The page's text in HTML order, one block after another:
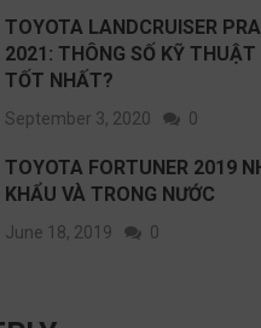
TOYOTA LANDCRUISER
2021: THÔNG SỐ KỸ THUẬT
TỐT NHẤT?
September 3, 2020 0
TOYOTA FORTUNER 2019
KHẨU VÀ TRONG NƯỚC
June 18, 2019 0